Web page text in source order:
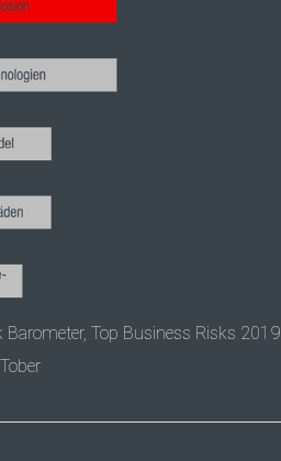
Barometer, Top Business Risks 2019